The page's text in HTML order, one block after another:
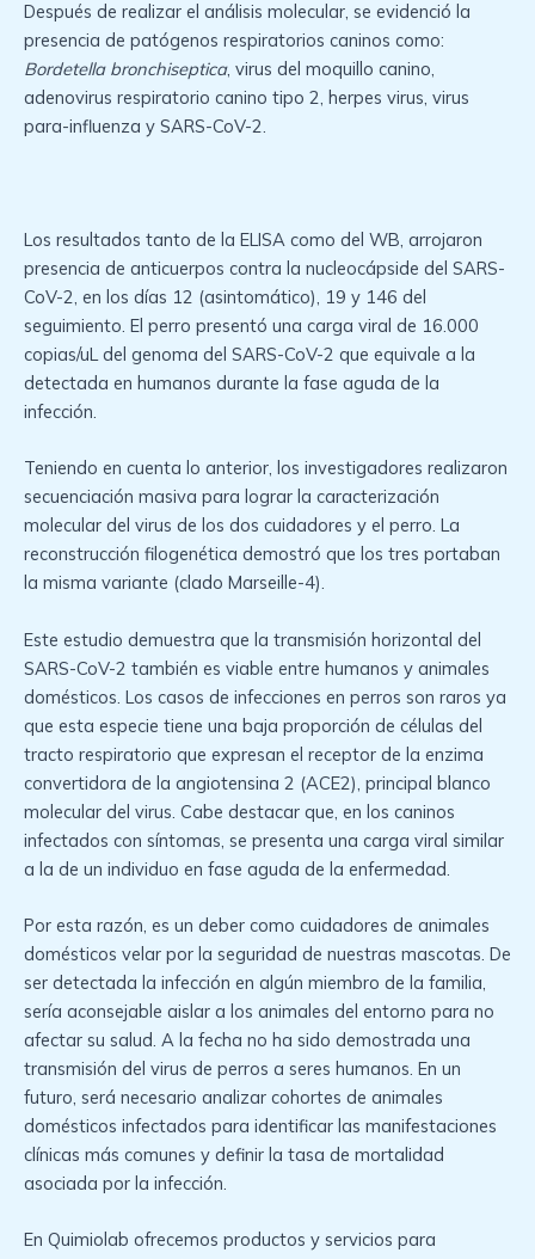
Después de realizar el análisis molecular, se evidenció la
presencia de patógenos respiratorios caninos como:
Bordetella bronchiseptica, virus del moquillo canino,
adenovirus respiratorio canino tipo 2, herpes virus, virus
para-influenza y SARS-CoV-2.
Los resultados tanto de la ELISA como del WB, arrojaron
presencia de anticuerpos contra la nucleocápside del SARS-
CoV-2, en los días 12 (asintomático), 19 y 146 del
seguimiento. El perro presentó una carga viral de 16.000
copias/uL del genoma del SARS-CoV-2 que equivale a la
detectada en humanos durante la fase aguda de la
infección.
Teniendo en cuenta lo anterior, los investigadores realizaron
secuenciación masiva para lograr la caracterización
molecular del virus de los dos cuidadores y el perro. La
reconstrucción filogenética demostró que los tres portaban
la misma variante (clado Marseille-4).
Este estudio demuestra que la transmisión horizontal del
SARS-CoV-2 también es viable entre humanos y animales
domésticos. Los casos de infecciones en perros son raros ya
que esta especie tiene una baja proporción de células del
tracto respiratorio que expresan el receptor de la enzima
convertidora de la angiotensina 2 (ACE2), principal blanco
molecular del virus. Cabe destacar que, en los caninos
infectados con síntomas, se presenta una carga viral similar
a la de un individuo en fase aguda de la enfermedad.
Por esta razón, es un deber como cuidadores de animales
domésticos velar por la seguridad de nuestras mascotas. De
ser detectada la infección en algún miembro de la familia,
sería aconsejable aislar a los animales del entorno para no
afectar su salud. A la fecha no ha sido demostrada una
transmisión del virus de perros a seres humanos. En un
futuro, será necesario analizar cohortes de animales
domésticos infectados para identificar las manifestaciones
clínicas más comunes y definir la tasa de mortalidad
asociada por la infección.
En Quimiolab ofrecemos productos y servicios para